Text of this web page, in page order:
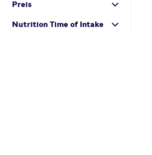
Preis
Nutrition Time of Intake